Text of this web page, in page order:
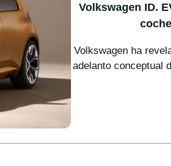
Volkswagen ID.
Volkswagen ha
adelanto conceptual